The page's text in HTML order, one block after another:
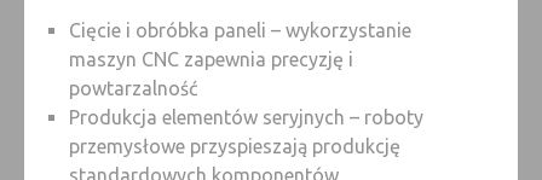
Cięcie i obróbka paneli – wykorzystanie
maszyn CNC zapewnia precyzję i
powtarzalność
Produkcja elementów seryjnych – roboty
przemysłowe przyspieszają produkcję
standardowych komponentów